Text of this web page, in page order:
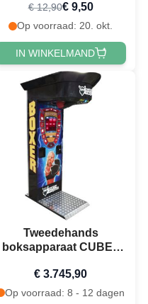
€ 12,90€ 9,50
Op voorraad: 20. okt.
IN WINKELMAND
Tweedehands
boksapparaat CUBE -
€ 3.745,90
Op voorraad: 8 - 12 dagen